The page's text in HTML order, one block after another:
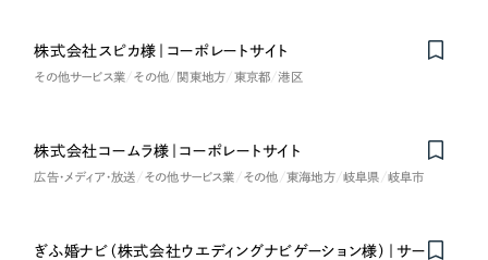
株式会社スピカ様｜コーポレートサイト
その他サービス業 その他 関東地方 東京都 港区
株式会社コームラ様｜コーポレートサイト
広告・メディア・放送 その他サービス業 その他 東海地方 岐阜県 岐阜市
ぎふ婚ナビ（株式会社ウエディングナビゲーション様）｜サー